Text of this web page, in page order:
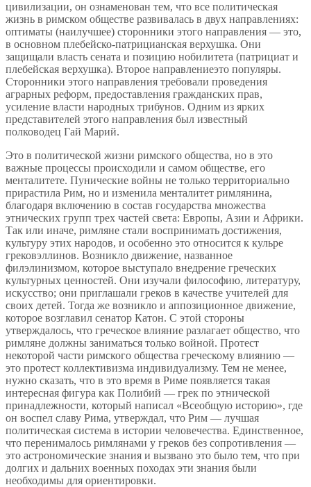
цивилизации, он ознаменован тем, что все политическая
жизнь в римском обществе развивалась в двух направлениях:
оптиматы (наилучшее) сторонники этого направления — это,
в основном плебейско-патрицианская верхушка. Они
защищали власть сената и позицию нобилитета (патрициат и
плебейская верхушка). Второе направлениеэто популяры.
Сторонники этого направления требовали проведения
аграрных реформ, предоставления гражданских прав,
усиление власти народных трибунов. Одним из ярких
представителей этого направления был известный
полководец Гай Марий.
Это в политической жизни римского общества, но в это
важные процессы происходили и самом обществе, его
менталитете. Пунические войны не только территориально
прирастила Рим, но и изменила менталитет римлянина,
благодаря включению в состав государства множества
этнических групп трех частей света: Европы, Азии и Африки.
Так или иначе, римляне стали воспринимать достижения,
культуру этих народов, и особенно это относится к кульре
грековэллинов. Возникло движение, названное
филэлинизмом, которое выступало внедрение греческих
культурных ценностей. Они изучали философию, литературу,
искусство; они приглашали греков в качестве учителей для
своих детей. Тогда же возникло и аппозиционное движение,
которое возглавил сенатор Катон. С этой стороны
утверждалось, что греческое влияние разлагает общество, что
римляне должны заниматься только войной. Протест
некоторой части римского общества греческому влиянию —
это протест коллективизма индивидуализму. Тем не менее,
нужно сказать, что в это время в Риме появляется такая
интересная фигура как Полибий — грек по этнической
принадлежности, который написал «Всеобщую историю», где
он воспел славу Рима, утверждал, что Рим — лучшая
политическая система в истории человечества. Единственное,
что перенималось римлянами у греков без сопротивления —
это астрономические знания и вызвано это было тем, что при
долгих и дальних военных походах эти знания были
необходимы для ориентировки.